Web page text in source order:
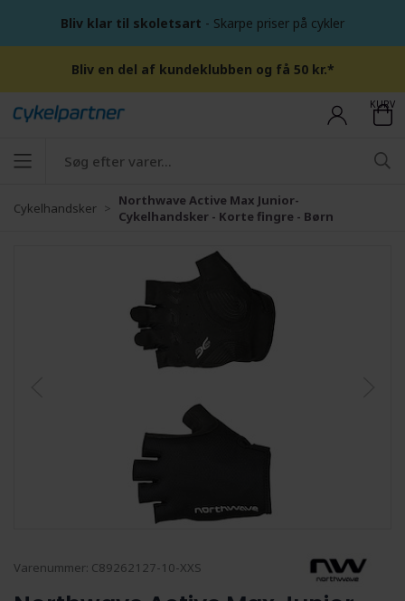
Bliv klar til skoletsart - Skarpe priser på cykler
Bliv en del af kundeklubben og få 50 kr.*
KURV
Cykelhandsker
Northwave Active Max Junior-
Cykelhandsker - Korte fingre - Børn
Varenummer: C89262127-10-XXS